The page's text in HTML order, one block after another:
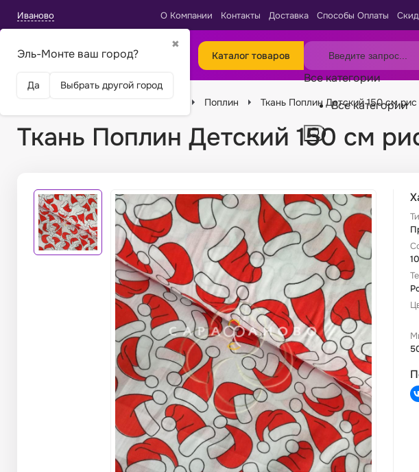
Иваново
✖
Эль-Монте ваш город?
Да Выбрать другой город
О Компании Контакты Доставка Способы Оплаты
Каталог товаров
Все категории
Все категории
Поплин Ткань Поплин Детский 150 см
Ткань Поплин Детский 150 см